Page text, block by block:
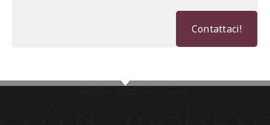
Contattaci!